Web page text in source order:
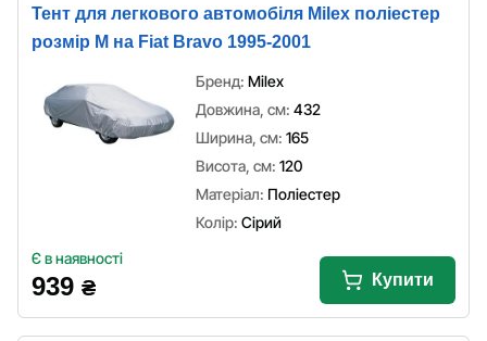
Тент для легкового автомобіля Milex поліестер
розмір M на Fiat Bravo 1995-2001
Бренд: Milex
Довжина, см: 432
Ширина, см: 165
Висота, см: 120
Матеріал: Поліестер
Колір: Сірий
Є в наявності
939 ₴ Купити